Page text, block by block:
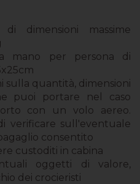
dimensioni massime
mano per persona di
sulla quantità, dimensioni
puoi portare nel caso
con un volo aereo.
verificare sull'eventuale
consentito
custoditi in cabina
oggetti di valore,
dei crocieristi